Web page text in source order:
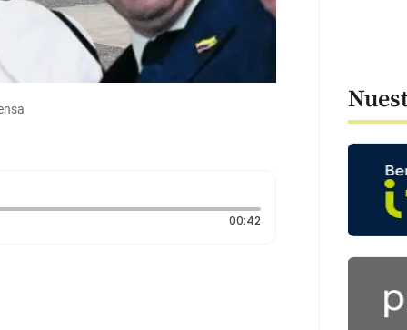
00:42Duración: 42 segundos